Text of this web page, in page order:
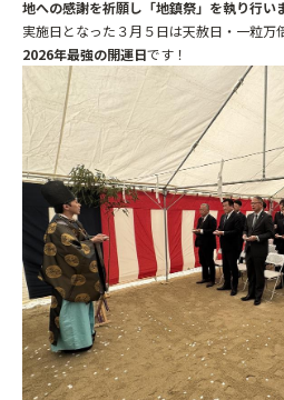
会社案内
採用
お問い
地への感謝を祈願し「地鎮祭」を執り行い
実施日となった３月５日は天赦日・一粒万
2026年最強の開運日です！